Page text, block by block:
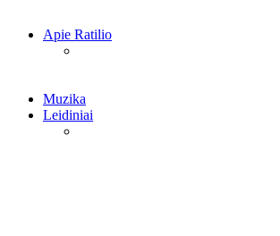
Apie Ratilio
Muzika
Leidiniai